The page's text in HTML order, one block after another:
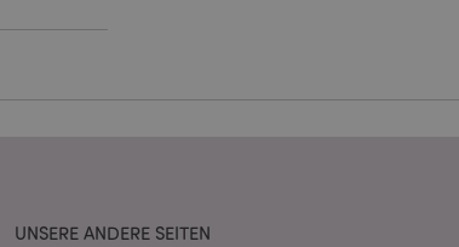
UNSERE ANDERE SEITEN